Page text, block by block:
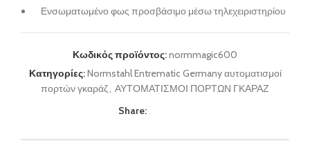
Ενσωματωμένο φως προσβάσιμο μέσω τηλεχειριστηρίου
Κωδικός προϊόντος:normmagic600
Κατηγορίες:Normstahl Entrematic Germany αυτοματισμοί
πορτών γκαράζ, ΑΥΤΟΜΑΤΙΣΜΟΙ ΠΟΡΤΩΝ ΓΚΑΡΑΖ
Share: